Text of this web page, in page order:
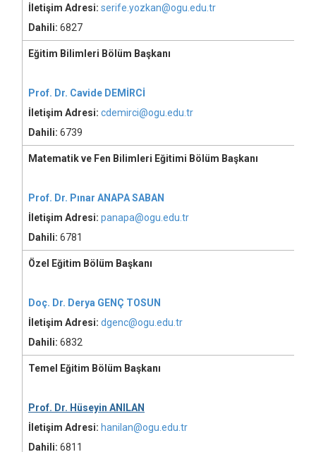
İletişim Adresi: serife.yozkan@ogu.edu.tr
Dahili: 6827
Eğitim Bilimleri Bölüm Başkanı
Prof. Dr. Cavide DEMİRCİ
İletişim Adresi: cdemirci@ogu.edu.tr
Dahili: 6739
Matematik ve Fen Bilimleri Eğitimi Bölüm Başkanı
Prof. Dr. Pınar ANAPA SABAN
İletişim Adresi: panapa@ogu.edu.tr
Dahili: 6781
Özel Eğitim Bölüm Başkanı
Doç. Dr. Derya GENÇ TOSUN
İletişim Adresi: dgenc@ogu.edu.tr
Dahili: 6832
Temel Eğitim Bölüm Başkanı
Prof. Dr. Hüseyin ANILAN
İletişim Adresi: hanilan@ogu.edu.tr
Dahili: 6811